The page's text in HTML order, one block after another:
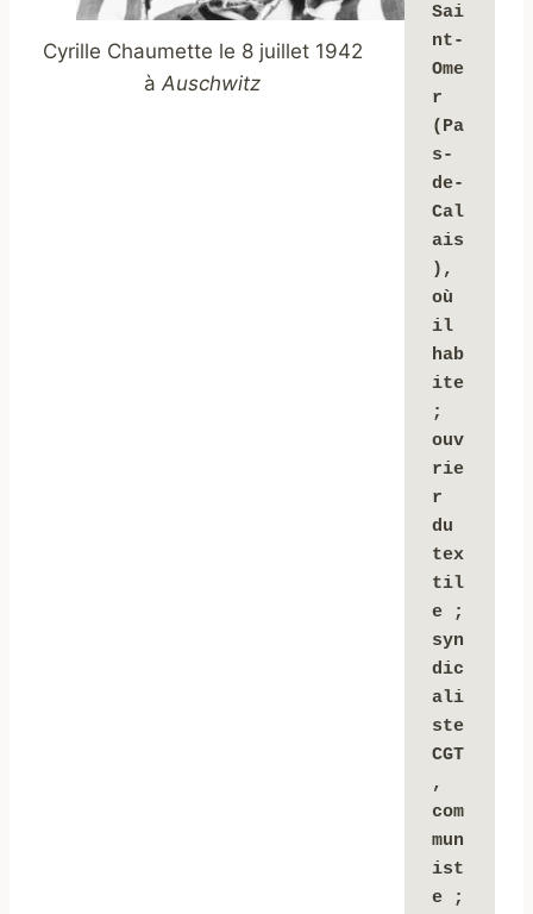
Cyrille Chaumette le 8 juillet 1942
à Auschwitz
Sai
nt-
Ome
r
(Pa
s-
de-
Cal
ais
),
où
il
hab
ite
;
ouv
rie
r
du
tex
til
e ;
syn
dic
ali
ste
CGT
,
com
mun
ist
e ;